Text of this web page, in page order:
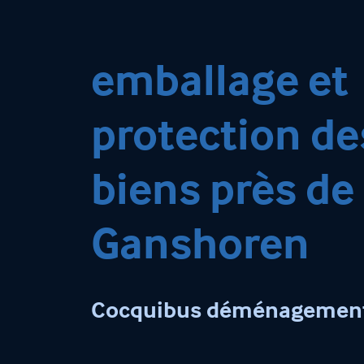
emballage et
protection
biens près de
Ganshoren
Cocquibus